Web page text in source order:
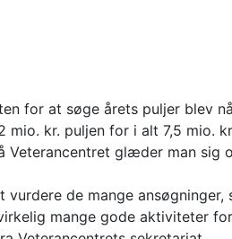
for at søge årets puljer blev
kr. puljen for i alt 7,5 mio.
glæder man sig
de mange
mange gode aktiviteter